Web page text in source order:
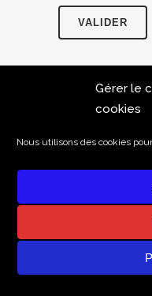
Gérer le
cookies
Nous utilisons des cookies
POLITIQUE DE